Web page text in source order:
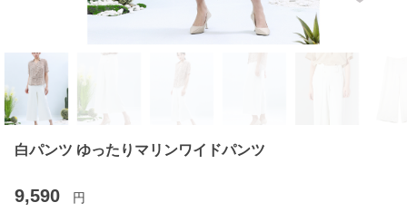
白パンツ ゆったりマリンワイドパンツ
9,590 円